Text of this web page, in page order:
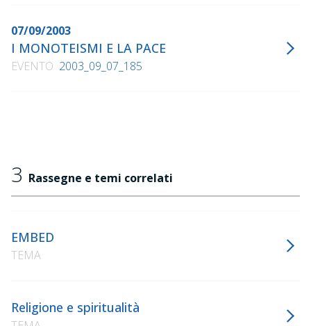
07/09/2003
I MONOTEISMI E LA PACE
EVENTO 2003_09_07_185
3 Rassegne e temi correlati
EMBED
TEMA
Religione e spiritualità